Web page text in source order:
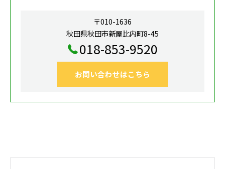
〒010-1636
秋田県秋田市新屋比内町8-45
018-853-9520
お問い合わせはこちら